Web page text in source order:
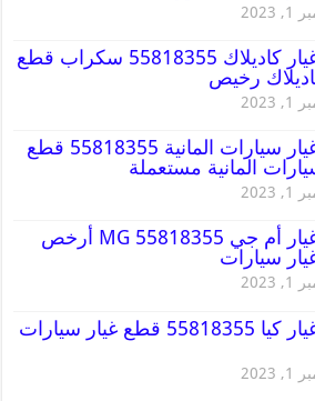
قطع غيار كاديلاك 55818355 سكراب قطع
رخيص
قطع غيار سيارات المانية 55818355 قطع
المانية مستعملة
قطع غيار أم جي MG 55818355 أرخص
سيارات
قطع غيار كيا 55818355 قطع غيار سيارات